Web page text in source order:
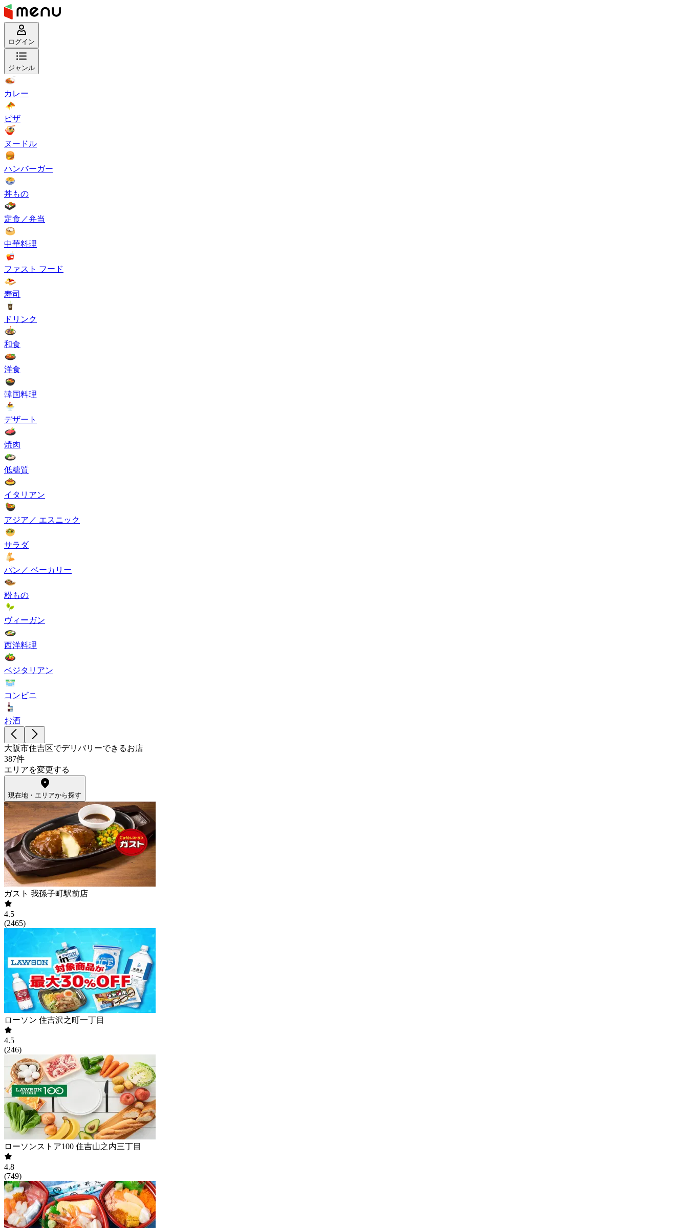
ログイン
ジャンル
カレー
ピザ
ヌードル
ハンバーガー
丼もの
定食／弁当
中華料理
ファスト フード
寿司
ドリンク
和食
洋食
韓国料理
デザート
焼肉
低糖質
イタリアン
アジア／ エスニック
サラダ
パン／ ベーカリー
粉もの
ヴィーガン
西洋料理
ベジタリアン
コンビニ
お酒
大阪市住吉区でデリバリーできるお店
387件
エリアを変更する
現在地・エリアから探す
ガスト 我孫子町駅前店
4.5
(2465)
ローソン 住吉沢之町一丁目
4.5
(246)
ローソンストア100 住吉山之内三丁目
4.8
(749)